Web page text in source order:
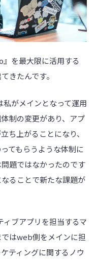
を最大限に活用する
きたんです。
がメインとなって運用
制の変更があり、アプ
ち上がることになり、
てもらうような体制に
題ではなかったのです
ることで新たな課題が
ィブアプリを担当するマ
はweb側をメインに担
ティングに関するノウ